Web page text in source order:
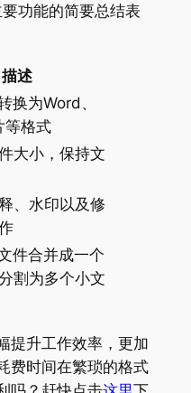
功能的简要总结表
描述
换为Word、
等格式
大小，保持文
、水印以及修
件合并成一个
割为多个小文
提升工作效率，更加
费时间在繁琐的格式